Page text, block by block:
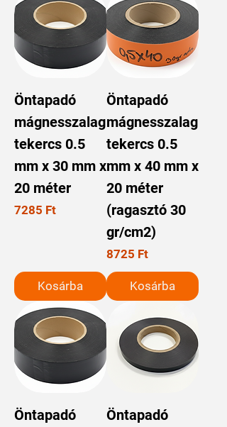
Öntapadó
mágnesszalag
tekercs 0.5
mm x 30 mm x
20 méter
Ár
7285 Ft
Kosárba
Öntapadó
mágnesszalag
tekercs 0.5
mm x 40 mm x
20 méter
(ragasztó 30
gr/cm2)
Ár
8725 Ft
Kosárba
Öntapadó
Öntapadó